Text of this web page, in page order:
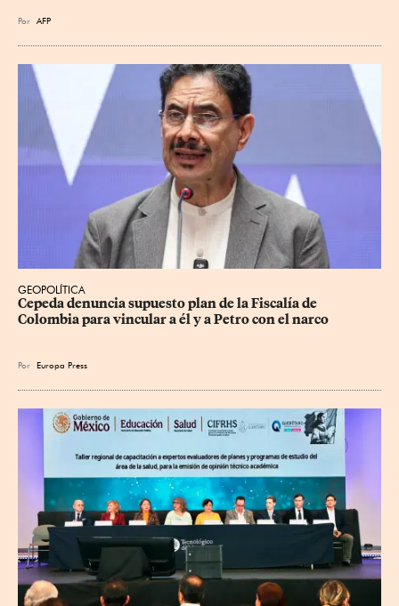
Por AFP
GEOPOLÍTICA
Cepeda denuncia supuesto plan de la Fiscalía de
Colombia para vincular a él y a Petro con el narco
Por Europa Press